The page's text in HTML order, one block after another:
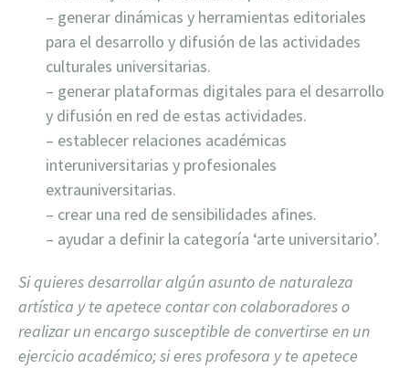
– generar dinámicas y herramientas editoriales
para el desarrollo y difusión de las actividades
culturales universitarias.
– generar plataformas digitales para el desarrollo
y difusión en red de estas actividades.
– establecer relaciones académicas
interuniversitarias y profesionales
extrauniversitarias.
– crear una red de sensibilidades afines.
– ayudar a definir la categoría ‘arte universitario’.
Si quieres desarrollar algún asunto de naturaleza
artística y te apetece contar con colaboradores o
realizar un encargo susceptible de convertirse en un
ejercicio académico; si eres profesora y te apetece